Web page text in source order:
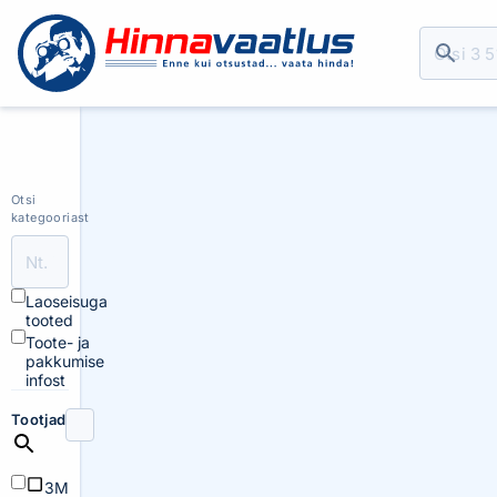
Otsi
kategooriast
Laoseisuga
tooted
Toote- ja
pakkumise
infost
Tootjad
3M